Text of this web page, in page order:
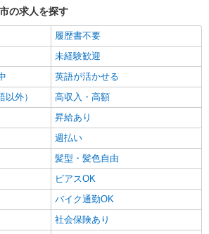
の求人を探す
履歴書不要
未経験歓迎
英語が活かせる
外）
高収入・高額
昇給あり
週払い
髪型・髪色自由
ピアスOK
バイク通勤OK
社会保険あり